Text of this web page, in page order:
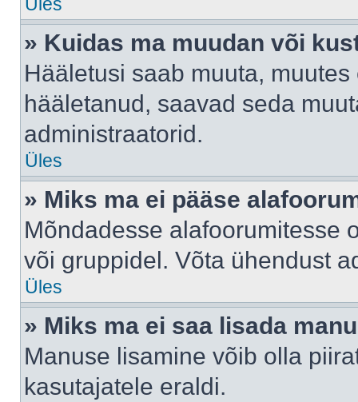
» Kuidas ma muudan või
Hääletusi saab muuta,
hääletanud, saavad seda
administraatorid.
Üles
» Miks ma ei pääse
Mõndadesse alafoorumitesse
või gruppidel. Võta ühendust
Üles
» Miks ma ei saa lisada
Manuse lisamine võib olla
kasutajatele eraldi.